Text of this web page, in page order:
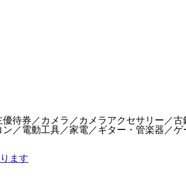
待券／カメラ／カメラアクセサリー／
／電動工具／家電／ギター・管楽器／